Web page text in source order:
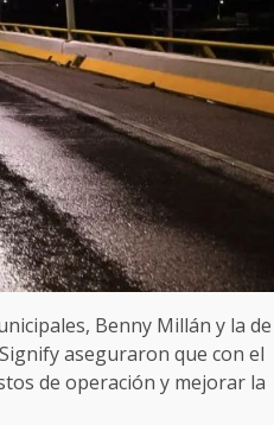
Benny Millán y la de
aseguraron que con el
de operación y mejorar la